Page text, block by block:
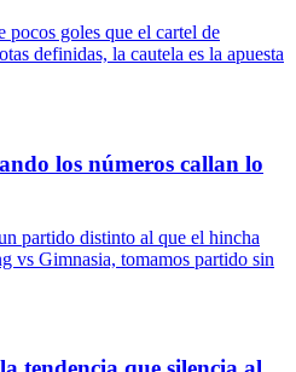
goles que el cartel de
definidas, la cautela es la apuesta
los números callan lo
partido distinto al que el hincha
vs Gimnasia, tomamos partido sin